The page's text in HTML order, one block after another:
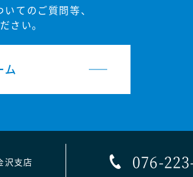
てのご質問等、
さい。
ム
沢支店 076-